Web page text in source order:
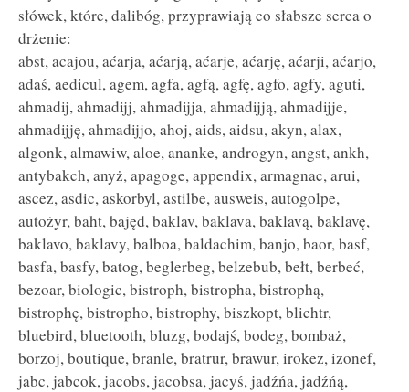
słówek, które, dalibóg, przyprawiają co słabsze serca o
drżenie:
abst, acajou, aćarja, aćarją, aćarje, aćarję, aćarji, aćarjo,
adaś, aedicul, agem, agfa, agfą, agfę, agfo, agfy, aguti,
ahmadij, ahmadijj, ahmadijja, ahmadijją, ahmadijje,
ahmadijję, ahmadijjo, ahoj, aids, aidsu, akyn, alax,
algonk, almawiw, aloe, ananke, androgyn, angst, ankh,
antybakch, anyż, apagoge, appendix, armagnac, arui,
ascez, asdic, askorbyl, astilbe, ausweis, autogolpe,
autożyr, baht, bajęd, baklav, baklava, baklavą, baklavę,
baklavo, baklavy, balboa, baldachim, banjo, baor, basf,
basfa, basfy, batog, beglerbeg, belzebub, bełt, berbeć,
bezoar, biologic, bistroph, bistropha, bistrophą,
bistrophę, bistropho, bistrophy, biszkopt, blichtr,
bluebird, bluetooth, bluzg, bodajś, bodeg, bombaż,
borzoj, boutique, branle, bratrur, brawur, irokez, izonef,
jabc, jabcok, jacobs, jacobsa, jacyś, jadźńa, jadźńą,